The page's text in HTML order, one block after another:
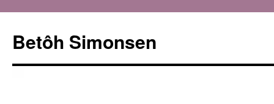
Betôh Simonsen